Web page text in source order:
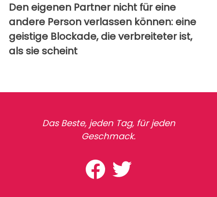
Den eigenen Partner nicht für eine
andere Person verlassen können: eine
geistige Blockade, die verbreiteter ist,
als sie scheint
Das Beste, jeden Tag, für jeden
Geschmack.